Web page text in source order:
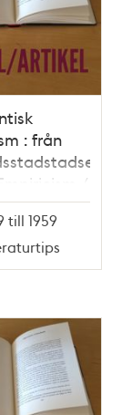
: från
/
till 1959